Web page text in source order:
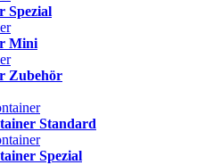
Spezial
Mini
Zubehör
Standard
Spezial